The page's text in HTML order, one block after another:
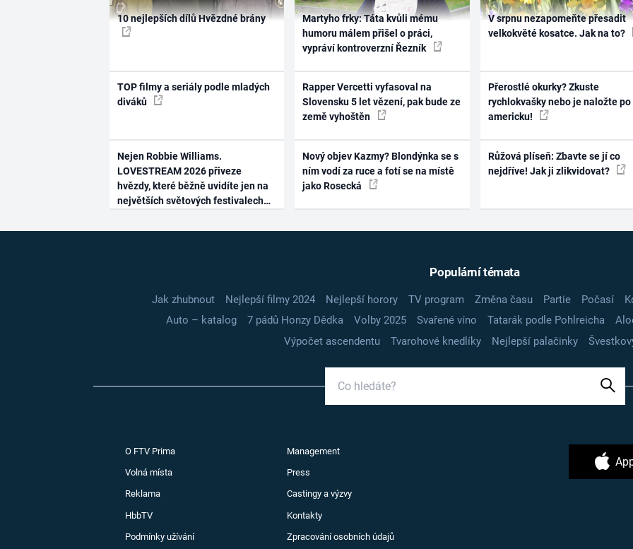
10 nejlepších dílů Hvězdné brány
TOP filmy a seriály podle mladých
diváků
Nejen Robbie Williams.
LOVESTREAM 2026 přiveze
hvězdy, které běžně uvidíte jen na
největších světových festivalech
Martyho frky: Táta kvůli mému
humoru málem přišel o práci,
vypráví kontroverzní Řezník
Rapper Vercetti vyfasoval na
Slovensku 5 let vězení, pak bude ze
země vyhoštěn
Nový objev Kazmy? Blondýnka se s
ním vodí za ruce a fotí se na místě
jako Rosecká
V srpnu nezapomeňte přesadit
velkokvěté kosatce. Jak na to?
Přerostlé okurky? Zkuste
rychlokvašky nebo je naložte po
americku!
Růžová plíseň: Zbavte se jí co
nejdříve! Jak ji zlikvidovat?
Populární témata
Jak zhubnout Nejlepší filmy 2024 Nejlepší horory TV program Změna času Partie Počasí
Auto – katalog
7 pádů Honzy Dědka Volby 2025 Svařené víno Tatarák podle Pohlreicha
Výpočet ascendentu
Tvarohové knedlíky Nejlepší palačinky
O FTV Prima Management
Volná místa Press
Reklama Castingy a výzvy
HbbTV Kontakty
Podmínky užívání Zpracování osobních údajů